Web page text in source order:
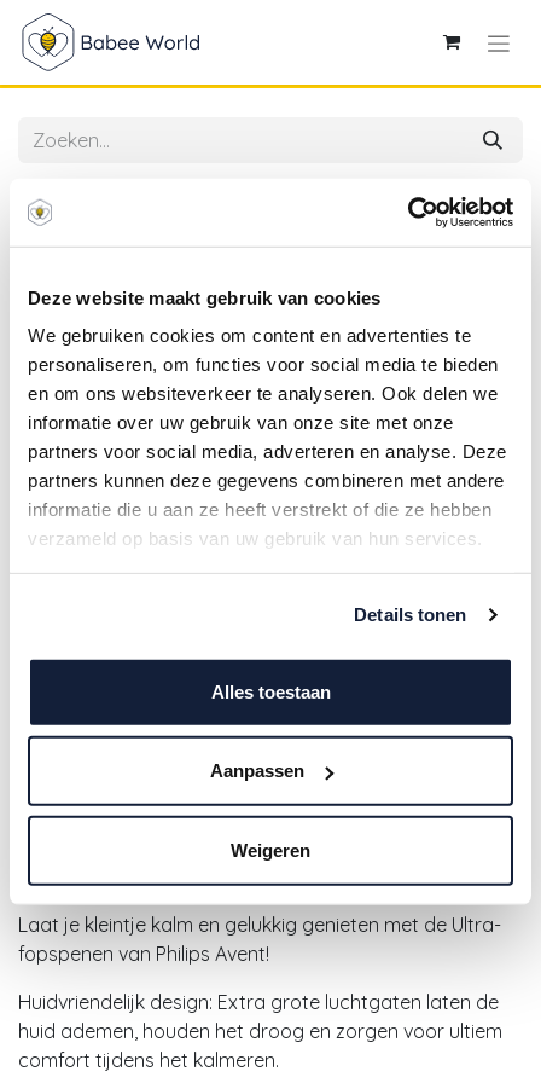
Deze website maakt gebruik van cookies
We gebruiken cookies om content en advertenties te
personaliseren, om functies voor social media te bieden
en om ons websiteverkeer te analyseren. Ook delen we
informatie over uw gebruik van onze site met onze
partners voor social media, adverteren en analyse. Deze
partners kunnen deze gegevens combineren met andere
informatie die u aan ze heeft verstrekt of die ze hebben
verzameld op basis van uw gebruik van hun services.
Details tonen
Alles toestaan
Aanpassen
Weigeren
Avent | Fopspeen Ultra Air +6m Night/Day 2-pack
Avent | Fopspeen Ultra Air +6m
Night/Day 2-pack
Laat je kleintje kalm en gelukkig genieten met de Ultra-
fopspenen van Philips Avent!
Huidvriendelijk design: Extra grote luchtgaten laten de
huid ademen, houden het droog en zorgen voor ultiem
comfort tijdens het kalmeren.